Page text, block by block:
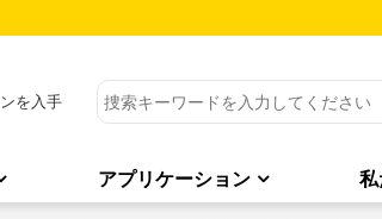
を入手
アプリケーション